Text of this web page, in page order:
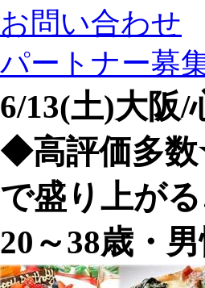
お問い合わせ
パートナー募
6/13(土)大阪
◆高評価多
で盛り上が
20～38歳・